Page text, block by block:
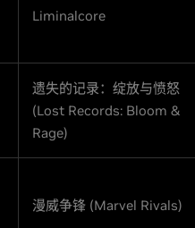
Liminalcore
遗失的记录：绽放与愤怒
(Lost Records: Bloom &
Rage)
漫威争锋 (Marvel Rivals)